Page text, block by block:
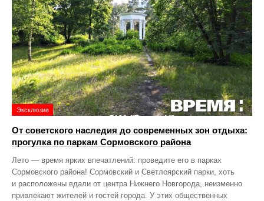
Эксклюзив
От советского наследия до современных зон отдыха:
прогулка по паркам Сормовского района
Лето — время ярких впечатлений: проведите его в парках
Сормовского района! Сормовский и Светлоярский парки, хоть
и расположены вдали от центра Нижнего Новгорода, неизменно
привлекают жителей и гостей города. У этих общественных